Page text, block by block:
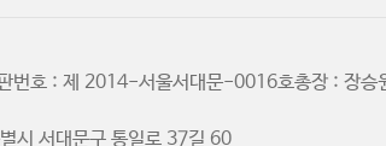
번호 : 제 2014-서울서대문-0016호총장 : 장승
시 서대문구 통일로 37길 60